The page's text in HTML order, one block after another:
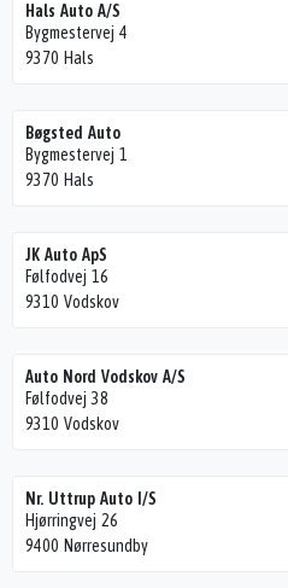
Hals Auto A/S
Bygmestervej 4
9370 Hals
Bøgsted Auto
Bygmestervej 1
9370 Hals
JK Auto ApS
Følfodvej 16
9310 Vodskov
Auto Nord Vodskov A/S
Følfodvej 38
9310 Vodskov
Nr. Uttrup Auto I/S
Hjørringvej 26
9400 Nørresundby